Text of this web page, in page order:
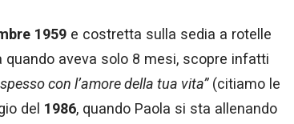
1959 e costretta sulla sedia a rotelle
quando aveva solo 8 mesi, scopre infatti
con l’amore della tua vita”(citiamo le
del 1986, quando Paola si sta allenando